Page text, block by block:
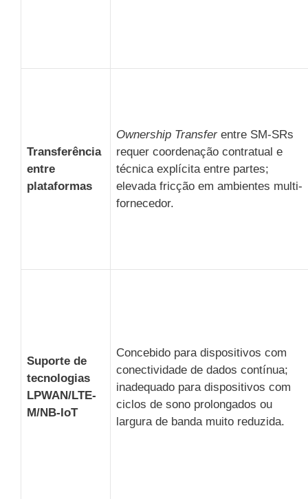
Transferência
entre
plataformas
Ownership Transferentre SM-SRs
requer coordenação contratual e
técnica explícita entre partes;
elevada fricção em ambientes multi-
fornecedor.
Suporte de
tecnologias
LPWAN/LTE-
M/NB-IoT
Concebido para dispositivos com
conectividade de dados contínua;
inadequado para dispositivos com
ciclos de sono prolongados ou
largura de banda muito reduzida.